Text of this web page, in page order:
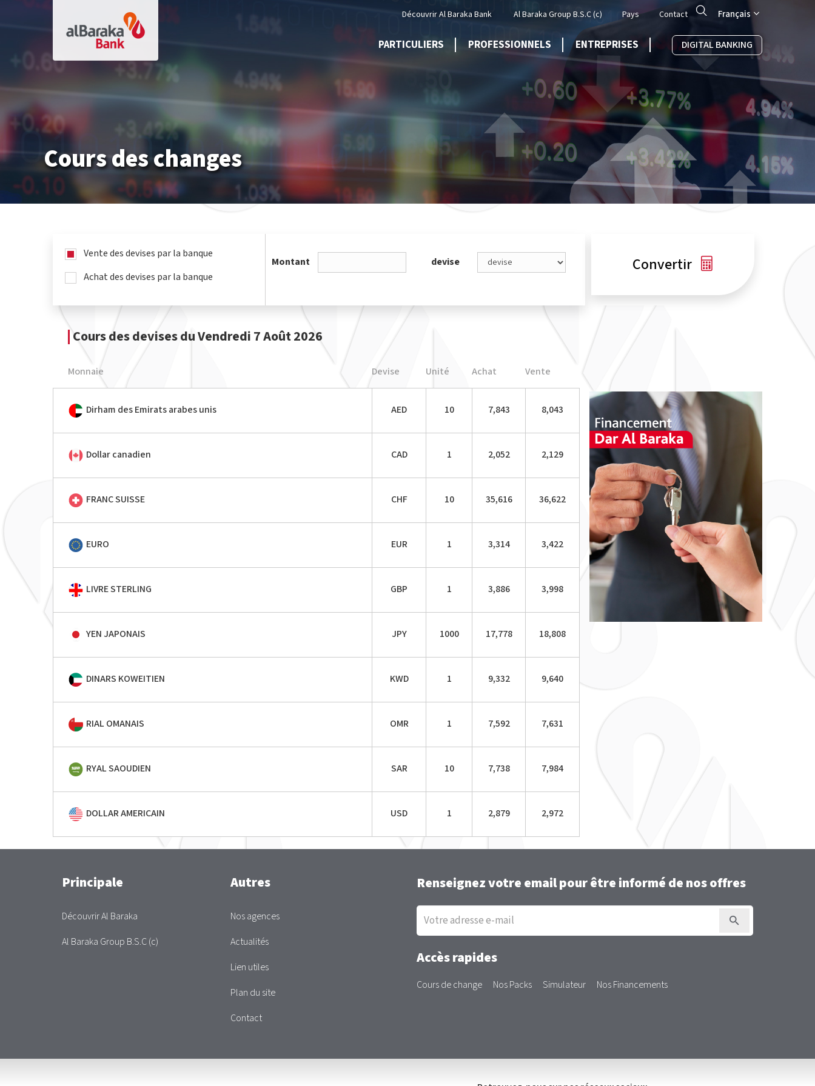
Menu
Top
Découvrir Al Baraka Bank Al Baraka Group B.S.C (c) Pays Contact Français
Search
PARTICULIERS PROFESSIONNELS ENTREPRISES DIGITAL BANKING
Cours des changes
Vente des devises par la banque
Achat des devises par la banque
Montant devise
Cours des devises du Vendredi 7 Août 2026
Monnaie Devise Unité Achat Vente
Dirham des Emirats arabes unis AED 10 7,843 8,043
Dollar canadien CAD 1 2,052 2,129
FRANC SUISSE CHF 10 35,616 36,622
EURO EUR 1 3,314 3,422
LIVRE STERLING GBP 1 3,886 3,998
YEN JAPONAIS JPY 1000 17,778 18,808
DINARS KOWEITIEN KWD 1 9,332 9,640
RIAL OMANAIS OMR 1 7,592 7,631
RYAL SAOUDIEN SAR 10 7,738 7,984
DOLLAR AMERICAIN USD 1 2,879 2,972
Main
Principale
Découvrir Al Baraka
Al Baraka Group B.S.C (c)
Autres
Nos agences
Actualités
Lien utiles
Plan du site
Contact
Renseignez votre email pour être informé de nos offres
Inscription
la
newsletter
Accès rapides
Cours de change Nos Packs Simulateur Nos Financements